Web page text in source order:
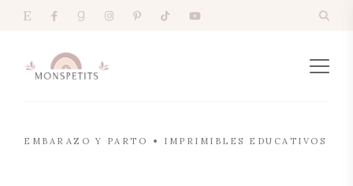
EMBARAZO Y PARTO IMPRIMIBLES EDUCATIVOS